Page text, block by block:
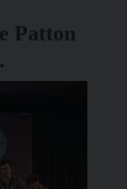
Patton